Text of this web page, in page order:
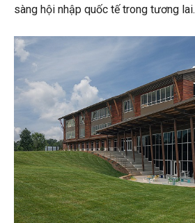
sàng hội nhập quốc tế trong tương lai.